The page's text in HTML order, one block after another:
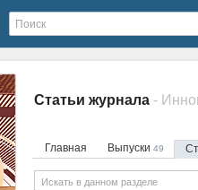
Статьи журнала
Главная Выпуски 49